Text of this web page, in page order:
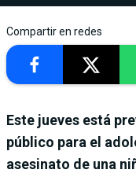
Compartir en redes
Este jueves está
público para el
asesinato de una